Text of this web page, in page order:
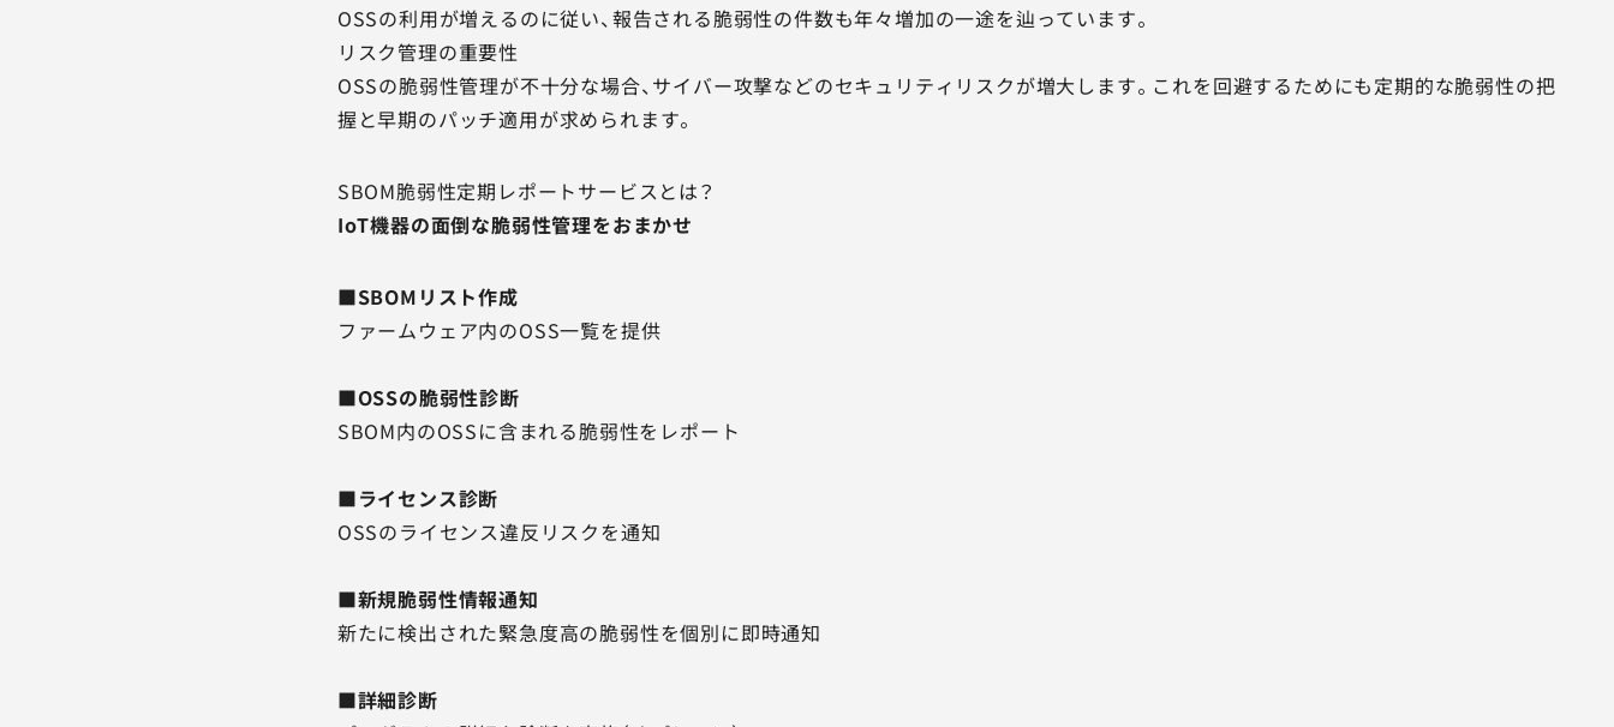
OSSの利用が増えるのに従い、報告される脆弱性の件数も年々増加の一途を辿っています。
リスク管理の重要性
OSSの脆弱性管理が不十分な場合、サイバー攻撃などのセキュリティリスクが増大します。これを回避するためにも定期的な脆弱性の把
握と早期のパッチ適用が求められます。
SBOM脆弱性定期レポートサービスとは？
IoT機器の面倒な脆弱性管理をおまかせ
■SBOMリスト作成
ファームウェア内のOSS一覧を提供
■OSSの脆弱性診断
SBOM内のOSSに含まれる脆弱性をレポート
■ライセンス診断
OSSのライセンス違反リスクを通知
■新規脆弱性情報通知
新たに検出された緊急度高の脆弱性を個別に即時通知
■詳細診断